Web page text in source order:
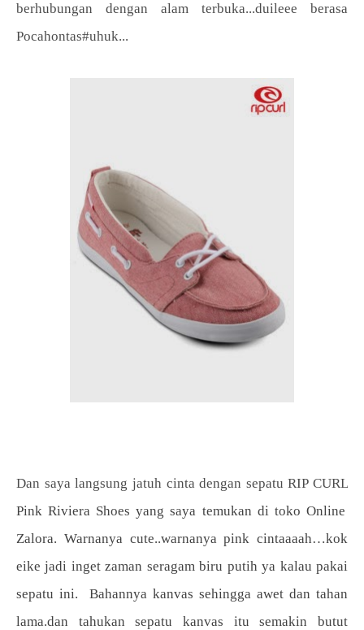
berhubungan dengan alam terbuka...duileee berasa
Pocahontas#uhuk...
Dan saya langsung jatuh cinta dengan sepatu RIP CURL
Pink Riviera Shoes yang saya temukan di toko Online
Zalora. Warnanya cute..warnanya pink cintaaaah…kok
eike jadi inget zaman seragam biru putih ya kalau pakai
sepatu ini. Bahannya kanvas sehingga awet dan tahan
lama.dan tahukan sepatu kanvas itu semakin butut